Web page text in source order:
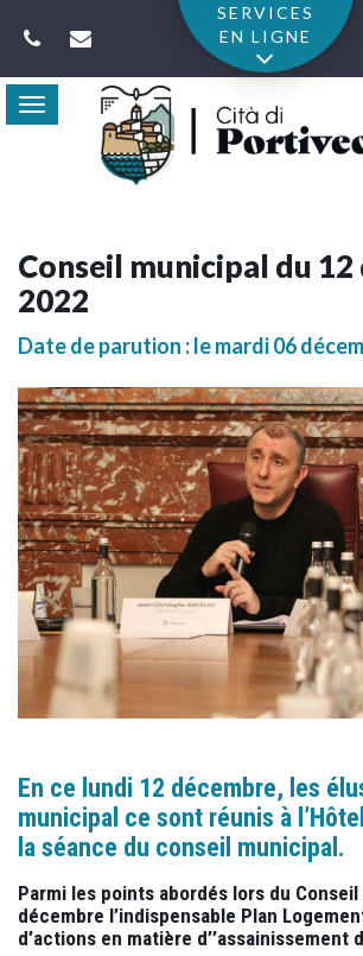
SERVICES
EN LIGNE
Toggle
navigation
Conseil municipal du
2022
Date de parution : le mardi 06
En ce lundi 12 décembre, les
municipal ce sont réunis à
la séance du conseil municipal.
Parmi les points abordés lors du
décembre l’indispensable Plan
d’actions en matière d’’assainissement